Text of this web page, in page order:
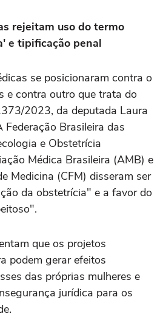
rejeitam uso do termo
e tipificação penal
se posicionaram contra o
e contra outro que trata do
2023, da deputada Laura
Federação Brasileira das
e Obstetrícia
Médica Brasileira (AMB) e
Medicina (CFM) disseram ser
da obstetrícia" e a favor do
que os projetos
podem gerar efeitos
das próprias mulheres e
jurídica para os